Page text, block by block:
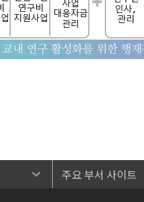
주요 부서 사이트